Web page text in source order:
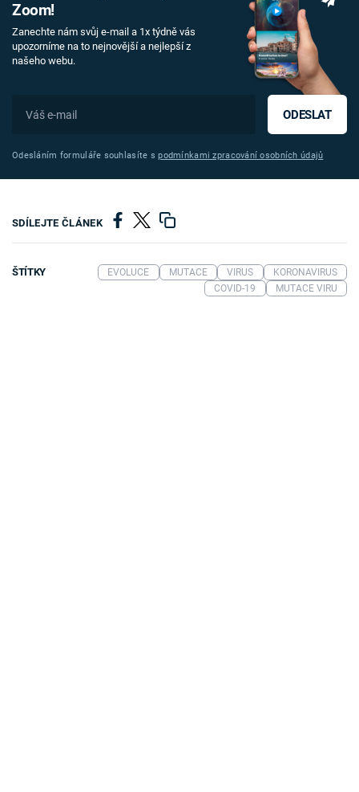
Zoom!
Zanechte nám svůj e-mail a 1x týdně vás
upozorníme na to nejnovější a nejlepší z
našeho webu.
ODESLAT
Odesláním formuláře souhlasíte spodmínkami zpracování osobních údajů
SDÍLEJTE ČLÁNEK
ŠTÍTKY EVOLUCE MUTACE VIRUS
KORONAVIRUS
COVID-19
MUTACE VIRU